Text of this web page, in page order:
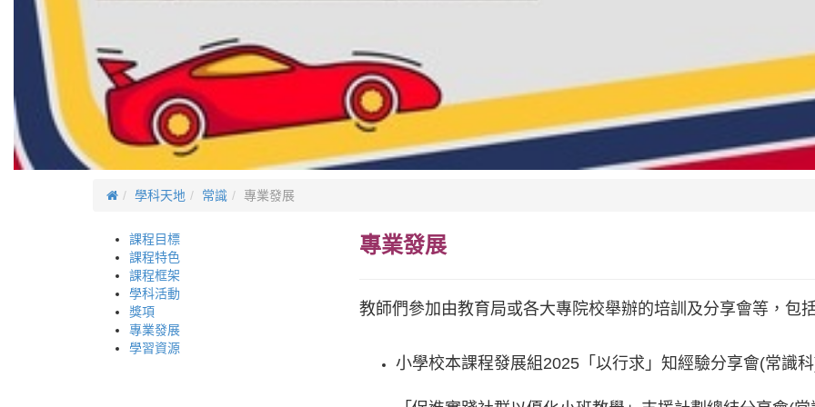
學科天地 常識 專業發展
課程目標
課程特色
課程框架
學科活動
獎項
專業發展
學習資源
專業發展
教師們參加由教育局或各大專院校舉辦的培訓及分享會等，包
小學校本課程發展組2025「以行求」知經驗分享會(常識